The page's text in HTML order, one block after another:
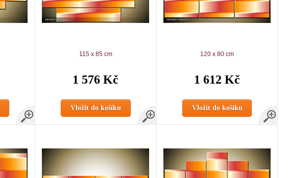
115 x 85 cm
1 576 Kč
Vložit do košíku
120 x 80 cm
1 612 Kč
Vložit do košíku